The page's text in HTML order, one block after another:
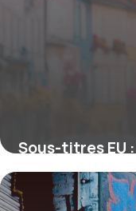
Sous-titres EU
Titres pour le
16 juin 2026